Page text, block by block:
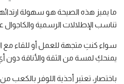
ما يميز هذه الصيحة هو سهولة
تناسب الإطلالات الرسمية
سواء كنتِ متجهة للعمل أو للقاء مع
يمنحكِ لمسة من الثقة والأناقة دون
باختصار، تعتبر أحذية اللوفر